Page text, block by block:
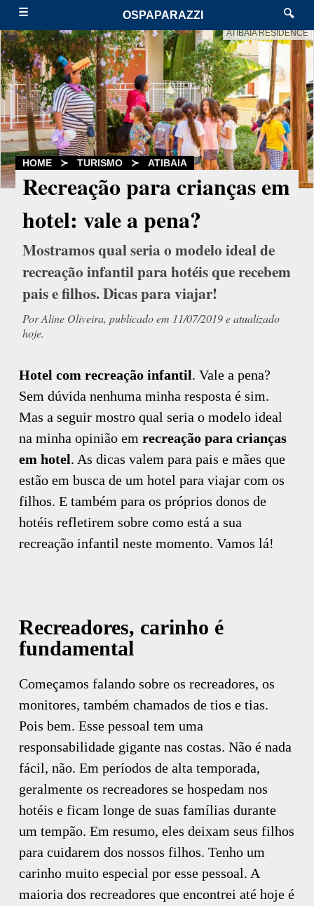
☰ OSPAPARAZZI 🔍
ATIBAIA RESIDENCE
HOME ≻ TURISMO ≻ ATIBAIA
Recreação para crianças em
hotel: vale a pena?
Mostramos qual seria o modelo ideal de
recreação infantil para hotéis que recebem
pais e filhos. Dicas para viajar!
Por Aline Oliveira, publicado em 11/07/2019 e atualizado
hoje.
Hotel com recreação infantil. Vale a pena?
Sem dúvida nenhuma minha resposta é sim.
Mas a seguir mostro qual seria o modelo ideal
na minha opinião em recreação para crianças
em hotel. As dicas valem para pais e mães que
estão em busca de um hotel para viajar com os
filhos. E também para os próprios donos de
hotéis refletirem sobre como está a sua
recreação infantil neste momento. Vamos lá!
Recreadores, carinho é
fundamental
Começamos falando sobre os recreadores, os
monitores, também chamados de tios e tias.
Pois bem. Esse pessoal tem uma
responsabilidade gigante nas costas. Não é nada
fácil, não. Em períodos de alta temporada,
geralmente os recreadores se hospedam nos
hotéis e ficam longe de suas famílias durante
um tempão. Em resumo, eles deixam seus filhos
para cuidarem dos nossos filhos. Tenho um
carinho muito especial por esse pessoal. A
maioria dos recreadores que encontrei até hoje é